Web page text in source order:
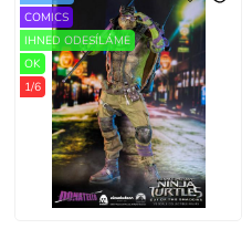
COMICS
IHNED ODESÍLÁME
OK
1/6